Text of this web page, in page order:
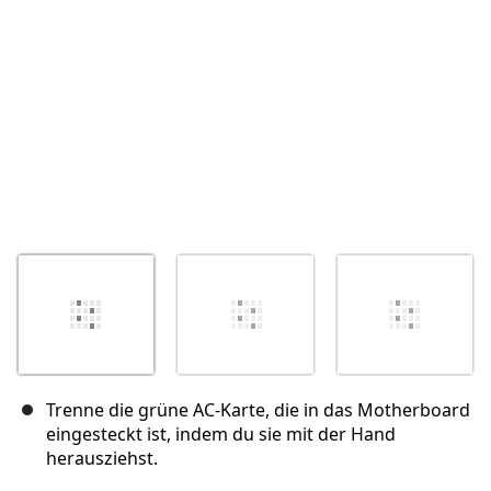
Trenne die grüne AC-Karte, die in das Motherboard
eingesteckt ist, indem du sie mit der Hand
herausziehst.